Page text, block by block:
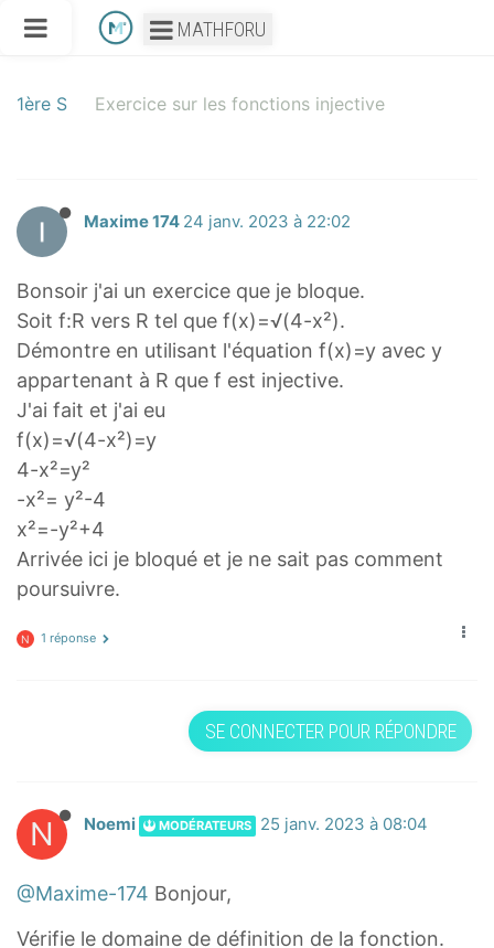
MATHFORU
1ère S Exercice sur les fonctions injective
Maxime 174 24 janv. 2023 à 22:02
Bonsoir j'ai un exercice que je bloque.
Soit f:R vers R tel que f(x)=√(4-x²).
Démontre en utilisant l'équation f(x)=y avec y
appartenant à R que f est injective.
J'ai fait et j'ai eu
f(x)=√(4-x²)=y
4-x²=y²
-x²= y²-4
x²=-y²+4
Arrivée ici je bloqué et je ne sait pas comment
poursuivre.
N 1 réponse
SE CONNECTER POUR RÉPONDRE
N Noemi MODÉRATEURS 25 janv. 2023 à 08:04
@Maxime-174 Bonjour,
Vérifie le domaine de définition de la fonction.